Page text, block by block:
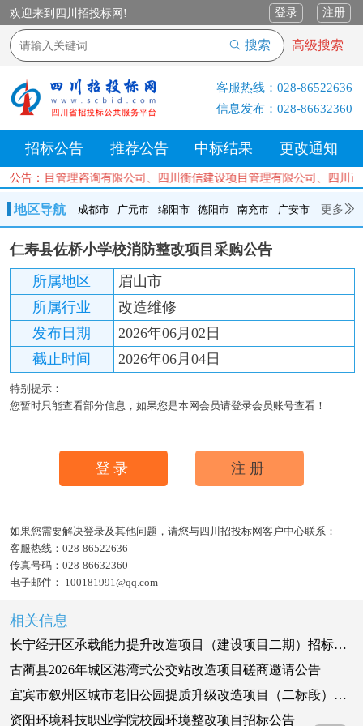
欢迎来到四川招投标网! 登录 注册
搜索 高级搜索
客服热线： 028-86522636
信息发布： 028-86632360
招标公告 推荐公告 中标结果 更改通知
公告：目管理咨询有限公司、四川衡信建设项目管理有限公司、
地区导航 成都市 广元市 绵阳市 德阳市 南充市 广安市 更多
成都市 广元市 绵阳市 德阳市 南充市 广安市
内江市
乐山市 自贡市 泸州市 宜宾市 攀枝花
巴中市
达州市
资阳市 眉山市 雅安市 阿坝州 甘孜州 凉山州
仁寿县佐桥小学校消防整改项目采购公告
所属地区
眉山市
所属行业
改造维修
发布日期
2026年06月02日
截止时间
2026年06月04日
特别提示：
您暂时只能查看部分信息，如果您是本网会员请登录会员账号查看！
登录 注册
如果您需要解决登录及其他问题，请您与四川招投标网客户中心联系：
客服热线： 028-86522636
传真号码： 028-86632360
电子邮件： 100181991@qq.com
相关信息
长宁经开区承载能力提升改造项目（建设项目二期）招标公告
古蔺县2026年城区港湾式公交站改造项目磋商邀请公告
宜宾市叙州区城市老旧公园提质升级改造项目（二标段）招标公告
资阳环境科技职业学院校园环境整改项目招标公告